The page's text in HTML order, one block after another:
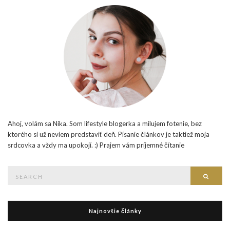
Ahoj, volám sa Nika. Som lifestyle blogerka a milujem fotenie, bez
ktorého si už neviem predstaviť deň. Písanie článkov je taktiež moja
srdcovka a vždy ma upokojí. :) Prajem vám príjemné čítanie
Najnovšie články